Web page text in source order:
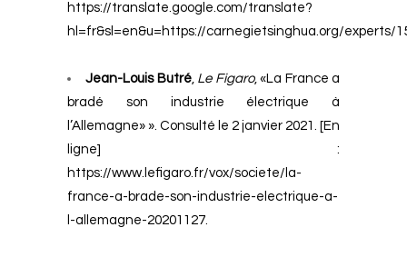
https://translate.google.com/translate?
hl=fr&sl=en&u=https://carnegietsinghua.org/experts/
Jean-Louis Butré, Le Figaro, «La France a
bradé son industrie électrique à
l’Allemagne» ». Consulté le 2 janvier 2021. [En
ligne] :
https://www.lefigaro.fr/vox/societe/la-
france-a-brade-son-industrie-electrique-a-
l-allemagne-20201127.